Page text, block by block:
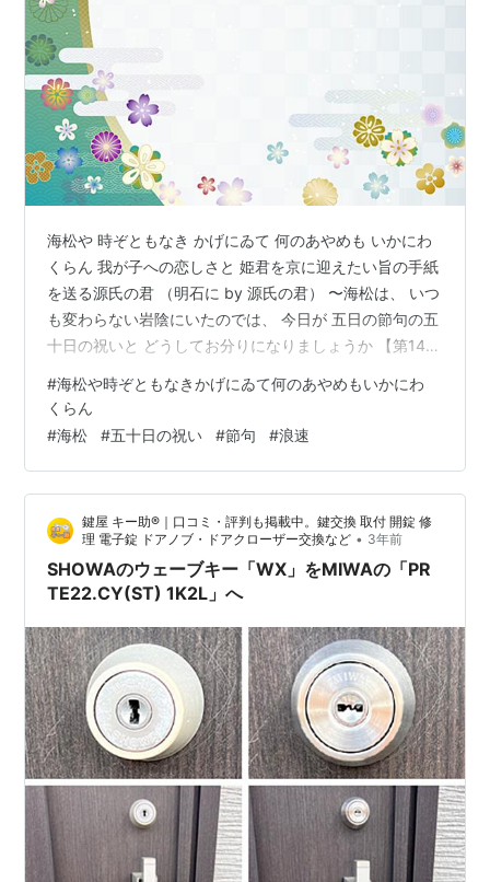
海松や 時ぞともなき かげにゐて 何のあやめも いかにわ
くらん 我が子への恋しさと 姫君を京に迎えたい旨の手紙
を送る源氏の君 （明石に by 源氏の君） 〜海松は、 いつ
も変わらない岩陰にいたのでは、 今日が 五日の節句の五
十日の祝いと どうしてお分りになりましょうか 【第14帖
あやめも いかにわくらん からだから魂が抜けてしまうほ
ど恋しく思います。 私はこの苦しみに堪えられないと思
なたに不愉快な思いをさせることは断じてない。 という
#海松や時ぞともなきかげにゐて何のあやめもいかにわ
くらん
#海松 #五十日の祝い #節句 #浪速
鍵屋 キー助®｜口コミ・評判も掲載中。鍵交換 取付 開錠 修
理 電子錠 ドアノブ・ドアクローザー交換など • 3年前
SHOWAのウェーブキー「WX」をMIWAの「PR
TE22.CY(ST) 1K2L」へ